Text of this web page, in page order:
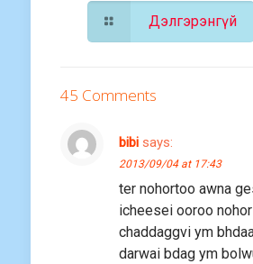
Дэлгэрэнгүй
45 Comments
bibi says:
2013/09/04 at 17:43
ter nohortoo awna
icheesei ooroo
chaddaggvi ym
darwai bdag ym